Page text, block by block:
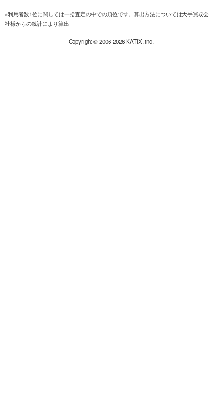
※利用者数1位に関しては一括査定の中での順位です。算出方法については大手買取会
社様からの統計により算出
Copyright ©2006-2026KATIX, inc.